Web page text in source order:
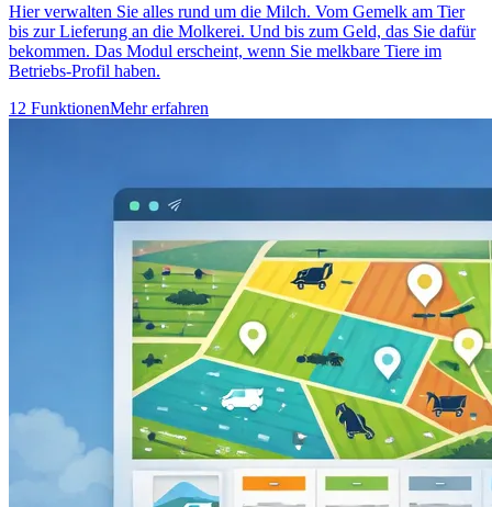
Hier verwalten Sie alles rund um die Milch. Vom Gemelk am Tier
bis zur Lieferung an die Molkerei. Und bis zum Geld, das Sie dafür
bekommen. Das Modul erscheint, wenn Sie melkbare Tiere im
Betriebs-Profil haben.
12 FunktionenMehr erfahren